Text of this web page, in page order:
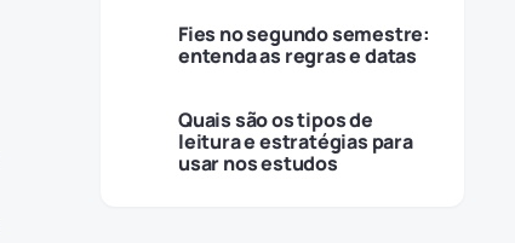
Fies no segundo semestre:
entenda as regras e datas
Quais são os tipos de
leitura e estratégias para
usar nos estudos